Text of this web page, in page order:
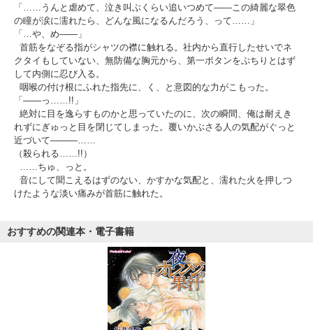
「……うんと虐めて、泣き叫ぶくらい追いつめて――この綺麗な翠色
の瞳が涙に濡れたら、どんな風になるんだろう、って……」
「…や、め――」
首筋をなぞる指がシャツの襟に触れる。社内から直行したせいでネ
クタイもしていない、無防備な胸元から、第一ボタンをぷちりとはず
して内側に忍び入る。
咽喉の付け根にふれた指先に、く、と意図的な力がこもった。
「――っ……!!」
絶対に目を逸らすものかと思っていたのに、次の瞬間、俺は耐えき
れずにぎゅっと目を閉じてしまった。覆いかぶさる人の気配がぐっと
近づいて―――……
（殺られる……!!）
……ちゅ、っと。
音にして聞こえるはずのない、かすかな気配と、濡れた火を押しつ
けたような淡い痛みが首筋に触れた。
おすすめの関連本・電子書籍